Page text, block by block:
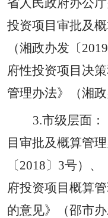
省人民政府办公
投资项目审批及
（湘政办发〔2019
府性投资项目决
管理办法》（湘
3.市级层面：
目审批及概算管
〔2018〕 3号）、
府投资项目概算
的意见》（邵市